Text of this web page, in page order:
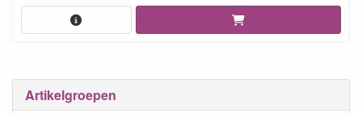
Artikelgroepen